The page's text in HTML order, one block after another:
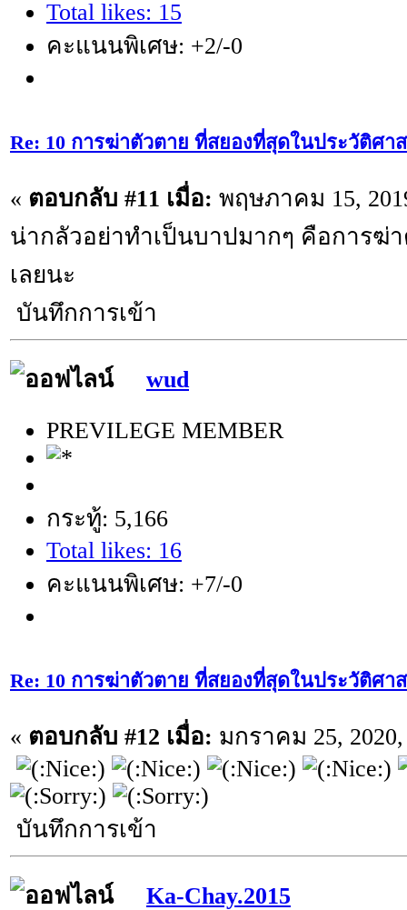
Total likes: 15
คะแนนพิเศษ: +2/-0
Re: 10 การฆ่าตัวตาย ที่สยองที่สุดในประวัติศา
« ตอบกลับ #11 เมื่อ: พฤษภาคม 15,
น่ากลัวอย่าทำเป็นบาปมากๆ คือการฆ่า
เลยนะ
บันทึกการเข้า
wud
PREVILEGE MEMBER
กระทู้: 5,166
Total likes: 16
คะแนนพิเศษ: +7/-0
Re: 10 การฆ่าตัวตาย ที่สยองที่สุดในประวัติศา
« ตอบกลับ #12 เมื่อ: มกราคม 25, 2020,
บันทึกการเข้า
Ka-Chay.2015